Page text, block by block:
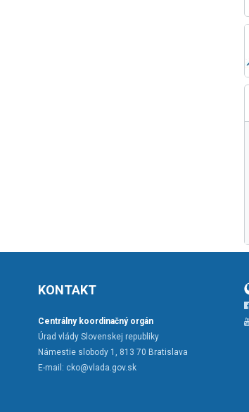
KONTAKT
Centrálny koordinačný orgán
Úrad vlády Slovenskej republiky
Námestie slobody 1, 813 70 Bratislava
E-mail: cko@vlada.gov.sk